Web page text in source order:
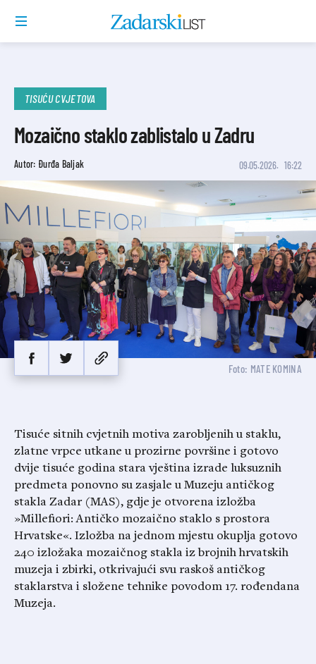
TISUĆU CVJETOVA
Mozaično staklo zablistalo u Zadru
Autor: Đurđa Baljak 09.05.2026. 16:22
Foto: MATE KOMINA
Tisuće sitnih cvjetnih motiva zarobljenih u staklu,
zlatne vrpce utkane u prozirne površine i gotovo
dvije tisuće godina stara vještina izrade luksuznih
predmeta ponovno su zasjale u Muzeju antičkog
stakla Zadar (MAS), gdje je otvorena izložba
»Millefiori: Antičko mozaično staklo s prostora
Hrvatske«. Izložba na jednom mjestu okuplja gotovo
240 izložaka mozaičnog stakla iz brojnih hrvatskih
muzeja i zbirki, otkrivajući svu raskoš antičkog
staklarstva i složene tehnike povodom 17. rođendana
Muzeja.